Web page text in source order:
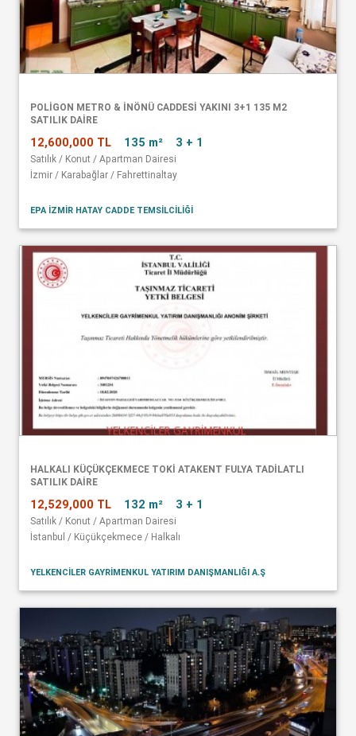
POLİGON METRO & İNÖNÜ CADDESİ YAKINI 3+1 135 M2
SATILIK DAİRE
12,600,000 TL 135 m² 3 + 1
Satılık / Konut / Apartman Dairesi
İzmir / Karabağlar / Fahrettinaltay
EPA İZMİR HATAY CADDE TEMSİLCİLİĞİ
HALKALI KÜÇÜKÇEKMECE TOKİ ATAKENT FULYA TADİLATLI
SATILIK DAİRE
12,529,000 TL 132 m² 3 + 1
Satılık / Konut / Apartman Dairesi
İstanbul / Küçükçekmece / Halkalı
YELKENCİLER GAYRİMENKUL YATIRIM DANIŞMANLIĞI A.Ş